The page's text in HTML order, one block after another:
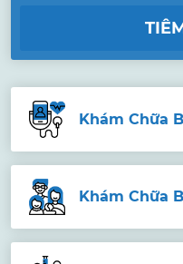
Khám Chữa
Khám Chữa